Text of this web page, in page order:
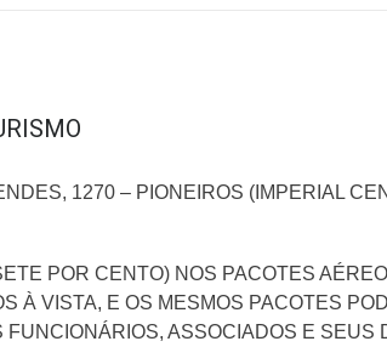
1270 – PIONEIROS (IMPERIAL
POR CENTO) NOS PACOTES
À VISTA, E OS MESMOS PACOTES
FUNCIONÁRIOS, ASSOCIADOS E SEUS